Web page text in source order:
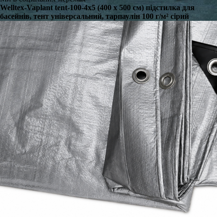
Welltex-Vaplant tent-100-4x5 (400 x 500 см) підстилка для
басейнів, тент універсальний, тарпаулін 100 г/м² сірий